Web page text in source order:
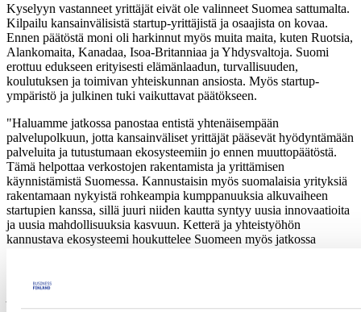
Kyselyyn vastanneet yrittäjät eivät ole valinneet Suomea sattumalta.
Kilpailu kansainvälisistä startup-yrittäjistä ja osaajista on kovaa.
Ennen päätöstä moni oli harkinnut myös muita maita, kuten Ruotsia,
Alankomaita, Kanadaa, Isoa-Britanniaa ja Yhdysvaltoja. Suomi
erottuu edukseen erityisesti elämänlaadun, turvallisuuden,
koulutuksen ja toimivan yhteiskunnan ansiosta. Myös startup-
ympäristö ja julkinen tuki vaikuttavat päätökseen.
"Haluamme jatkossa panostaa entistä yhtenäisempään
palvelupolkuun, jotta kansainväliset yrittäjät pääsevät hyödyntämään
palveluita ja tutustumaan ekosysteemiin jo ennen muuttopäätöstä.
Tämä helpottaa verkostojen rakentamista ja yrittämisen
käynnistämistä Suomessa. Kannustaisin myös suomalaisia yrityksiä
rakentamaan nykyistä rohkeampia kumppanuuksia alkuvaiheen
startupien kanssa, sillä juuri niiden kautta syntyy uusia innovaatioita
ja uusia mahdollisuuksia kasvuun. Ketterä ja yhteistyöhön
kannustava ekosysteemi houkuttelee Suomeen myös jatkossa
Work in Finland toteutti